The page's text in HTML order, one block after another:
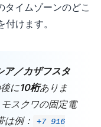
タイムゾーンのどこ
けます。
ア／カザフスタ
に10桁ありま
スクワの固定電
は例：
+7 916